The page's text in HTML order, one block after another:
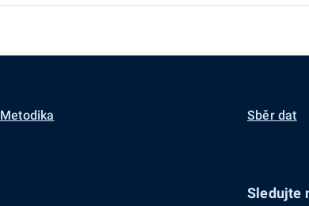
Metodika Sběr dat
Sledujte